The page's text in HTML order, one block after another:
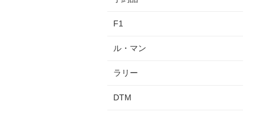
F1
ル・マン
ラリー
DTM